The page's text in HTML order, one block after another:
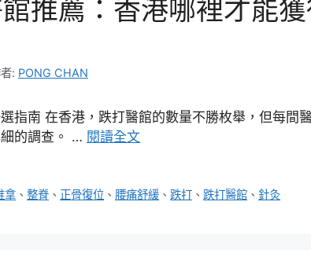
推薦：香港哪裡才能
: PONG CHAN
指南 在香港，跌打醫館的數量不勝枚舉，但每間
的調查。 … 閱讀全文
拿 、整脊 、 正骨復位 、 腰痛舒緩 、 跌打 、 跌打醫館 、 針灸